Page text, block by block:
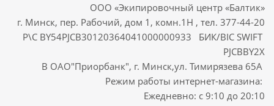
ООО «Экипировочный центр «Балтик»
г. Минск, пер. Рабочий, дом 1, комн.1Н , тел. 377-44-20
Р\С BY54PJCB30120364041000000933 БИК/BIC SWIFT
PJCBBY2X
В ОАО"Приорбанк", г. Минск,ул. Тимирязева 65А
Режим работы интернет-магазина:
Ежедневно: с 9:10 до 20:10